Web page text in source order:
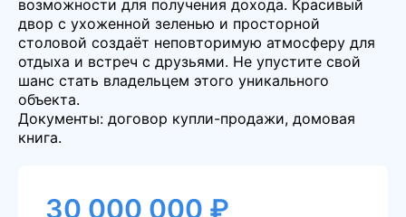
возможности для получения дохода. Красивый
двор с ухоженной зеленью и просторной
столовой создаёт неповторимую атмосферу для
отдыха и встреч с друзьями. Не упустите свой
шанс стать владельцем этого уникального
объекта.
Документы: договор купли-продажи, домовая
книга.
30 000 000 ₽